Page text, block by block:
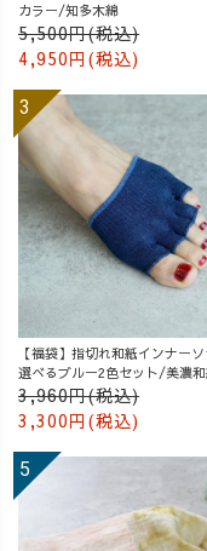
カラー/知多木綿
5,500円(税込)
4,950円(税込)
【福袋】指切れ和紙インナー
選べるブルー2色セット/美濃
3,960円(税込)
3,300円(税込)